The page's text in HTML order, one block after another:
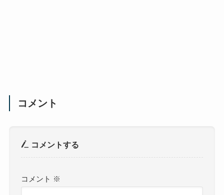
コメント
コメントする
コメント ※